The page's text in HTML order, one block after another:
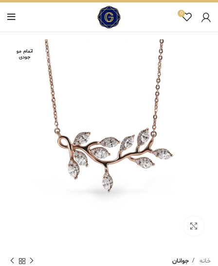
0
اتمام مو
جودی
خانه جوانان